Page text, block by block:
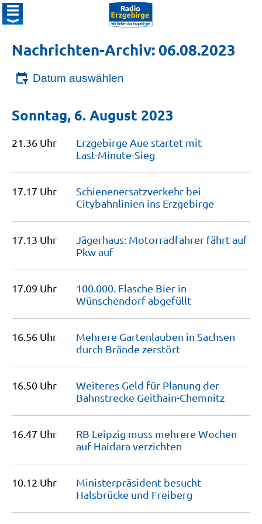
Nachrichten-Archiv: 06.08.2023
Datum auswählen
Sonntag, 6. August 2023
21.36 Uhr
Erzgebirge Aue startet mit
Last-Minute-Sieg
17.17 Uhr
Schienenersatzverkehr bei
Citybahnlinien ins Erzgebirge
17.13 Uhr
Jägerhaus: Motorradfahrer fährt auf
Pkwauf
17.09 Uhr
100.000. Flasche Bier in
Wünschendorfabgefüllt
16.56 Uhr
Mehrere Gartenlauben in Sachsen
durch Brände zerstört
16.50 Uhr
Weiteres Geld für Planung der
Bahnstrecke Geithain-Chemnitz
16.47 Uhr
RB Leipzig muss mehrere Wochen
auf Haidara verzichten
10.12 Uhr
Ministerpräsident besucht
Halsbrücke und Freiberg